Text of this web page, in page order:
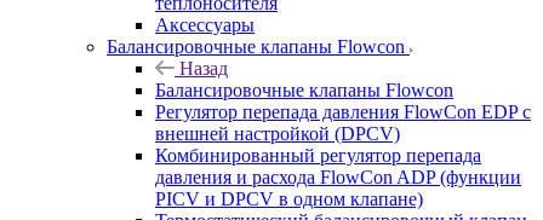
Аксессуары
Балансировочные клапаны Flowcon
Назад
Балансировочные клапаны Flowcon
Регулятор перепада давления FlowСon EDP с
внешней настройкой (DPCV)
Комбинированный регулятор перепада
давления и расхода FlowСon ADP (функции
PICV и DPCV в одном клапане)